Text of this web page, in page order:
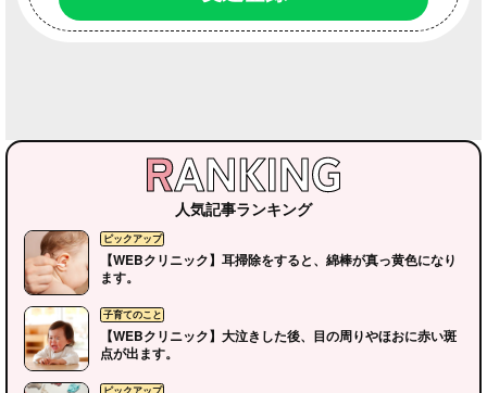
人気記事ランキング
【WEBクリニック】耳掃除をすると、綿棒が真っ黄色になり
ます。
【WEBクリニック】大泣きした後、目の周りやほおに赤い斑
点が出ます。